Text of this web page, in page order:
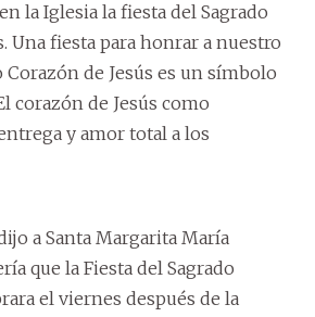
la Iglesia la fiesta del Sagrado
Una fiesta para honrar a nuestro
Corazón de Jesús es un símbolo
corazón de Jesús como
y amor total a los
a Santa Margarita María
que la Fiesta del Sagrado
el viernes después de la